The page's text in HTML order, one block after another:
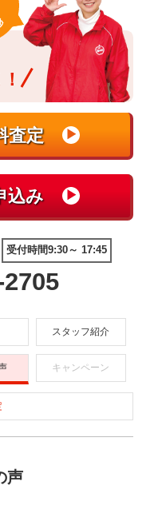
受付時間9:30～ 17:45
スタッフ紹介
キャンペーン
声